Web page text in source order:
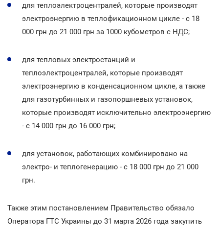
для теплоэлектроцентралей, которые производят
электроэнергию в теплофикационном цикле - с 18
000 грн до 21 000 грн за 1000 кубометров с НДС;
для тепловых электростанций и
теплоэлектроцентралей, которые производят
электроэнергию в конденсационном цикле, а также
для газотурбинных и газопоршневых установок,
которые производят исключительно электроэнергию
- с 14 000 грн до 16 000 грн;
для установок, работающих комбинировано на
электро- и теплогенерацию - с 18 000 грн до 21 000
грн.
Также этим постановлением Правительство обязало
Оператора ГТС Украины до 31 марта 2026 года закупить